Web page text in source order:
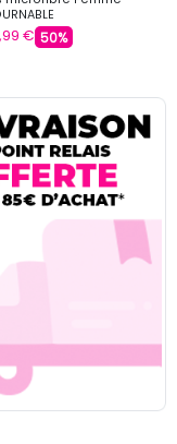
€ 50%